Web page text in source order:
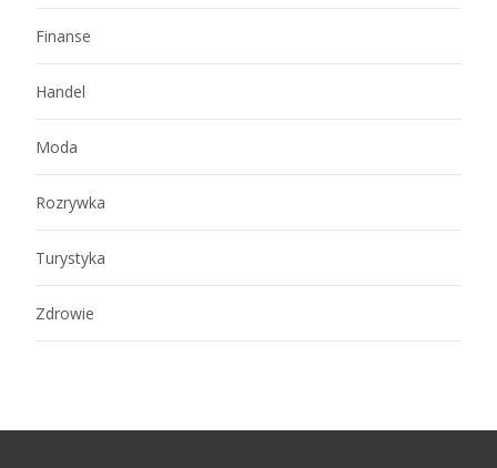
Finanse
Handel
Moda
Rozrywka
Turystyka
Zdrowie